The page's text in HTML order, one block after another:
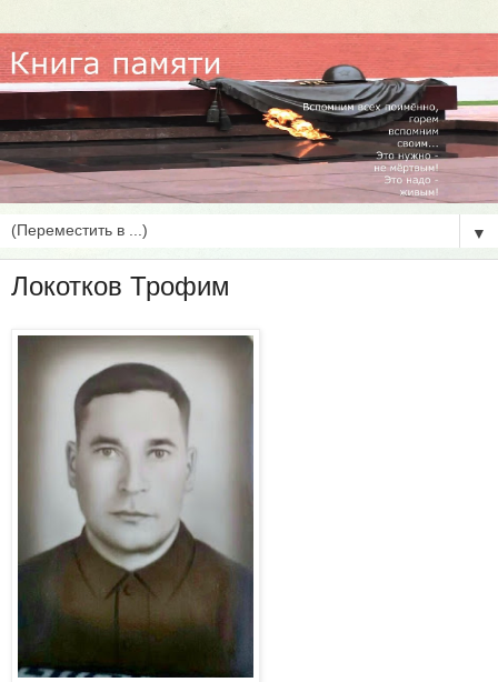
▼
Локотков Трофим